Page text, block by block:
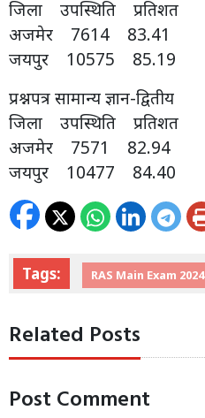
जिला उपस्थिति प्रतिशत
अजमेर 7614 83.41
जयपुर 10575 85.19
प्रश्नपत्र सामान्य ज्ञान-द्वितीय
जिला उपस्थिति प्रतिशत
अजमेर 7571 82.94
जयपुर 10477 84.40
Tags: RAS Main Exam 2024
Related Posts
Post Comment